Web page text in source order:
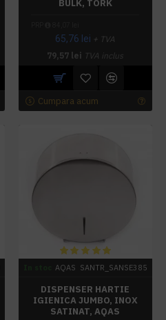
BULK, TORK
65,76 lei + TVA
79,57 lei TVA inclus
Cumpara acum
AQAS SANTR_SANSE385
DISPENSER HARTIE
IGIENICA JUMBO, INOX
SATINAT, AQAS